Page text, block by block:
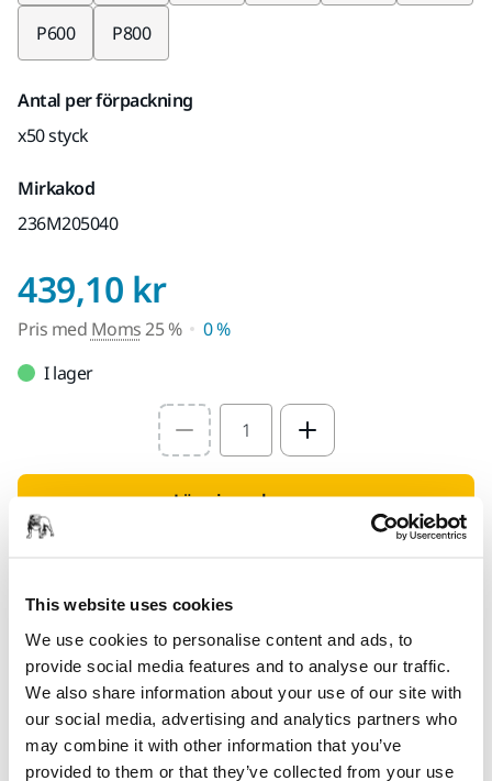
This website uses cookies
We use cookies to personalise content and ads, to
provide social media features and to analyse our traffic.
We also share information about your use of our site with
our social media, advertising and analytics partners who
may combine it with other information that you’ve
provided to them or that they’ve collected from your use
P600 P800
Antal per förpackning
x50 styck
Mirkakod
236M205040
439,10 krPris med Moms 25
Pris med Moms25 %
0 %
I lager
Select quantity value
Lägg i varukorgen
Leverans inom 3-5 arbetsdagar
Leverans inom Sverige
Fri frakt över 599 kr inkl. moms
Säker betalning med kort